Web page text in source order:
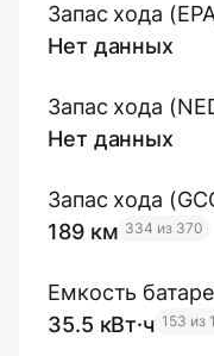
Запас хода
Нет данных
Запас хода
Нет данных
Запас хода
189 км 334 из 370
Емкость
35.5 кВт·ч 153 из